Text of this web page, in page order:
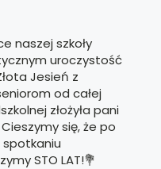
naszej szkoły
uroczystość
Jesień z
od całej
złożyła pani
się, że po
STO LAT!💐